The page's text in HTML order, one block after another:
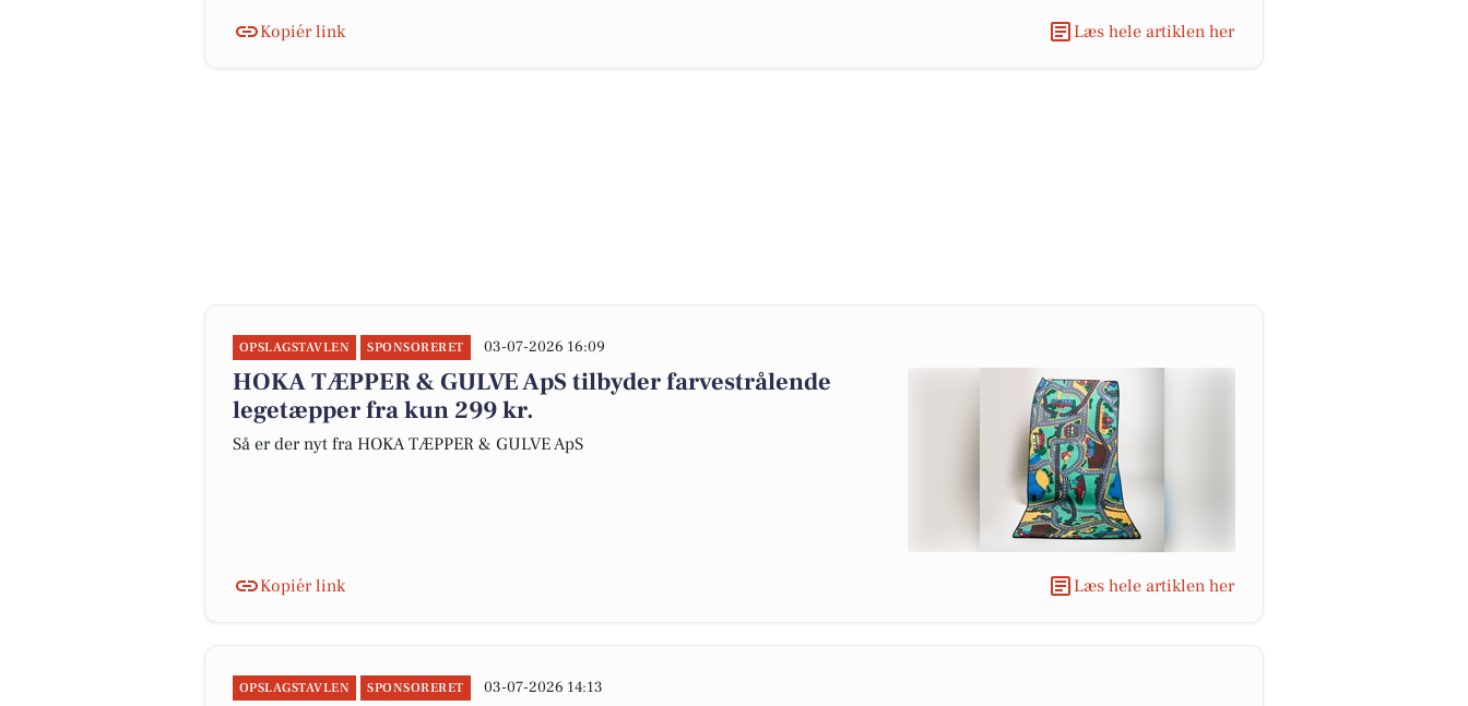
Kopiér link Læs hele artiklen her
OPSLAGSTAVLEN SPONSORERET 03-07-2026 16:09
HOKA TÆPPER & GULVE ApS tilbyder farvestrålende
legetæpper fra kun 299 kr.
Så er der nyt fra HOKA TÆPPER & GULVE ApS
Kopiér link Læs hele artiklen her
OPSLAGSTAVLEN SPONSORERET 03-07-2026 14:13